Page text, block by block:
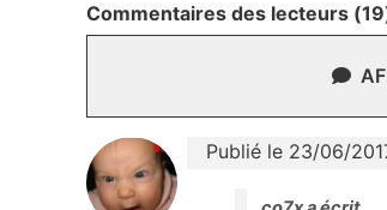
Commentaires des lecteurs
Publié le 23/06/